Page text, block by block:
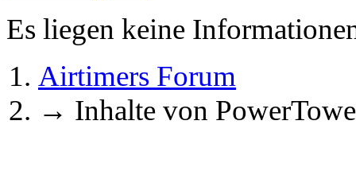
Es liegen keine
Airtimers Forum
→ Inhalte von